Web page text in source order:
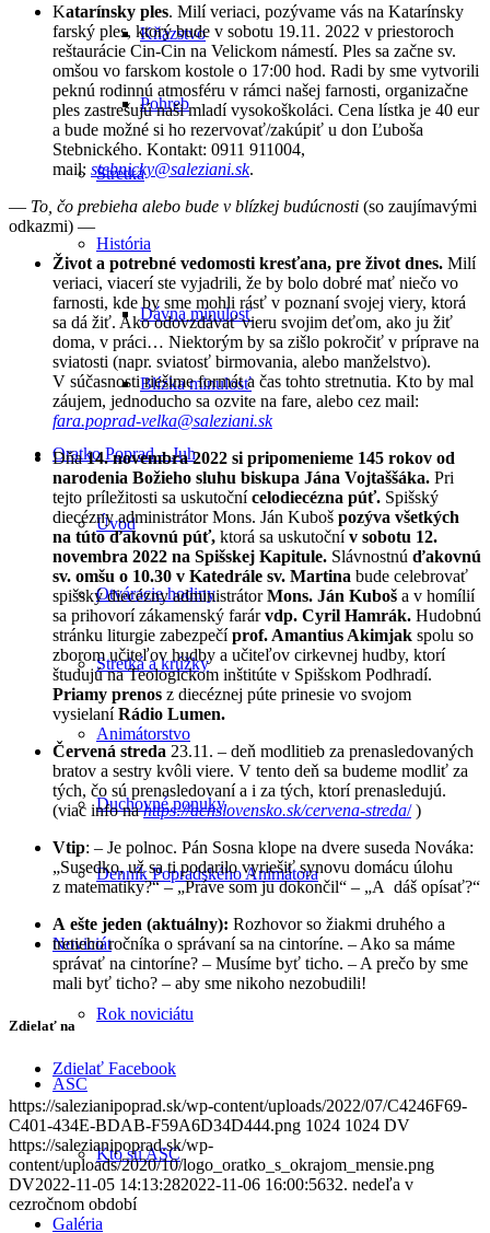
Kňazstvo
Pohreb
Stretká
História
Dávna minulosť
Blízka minulosť
Oratko Poprad – Juh
Úvod
Otváracie hodiny
Stretká a krúžky
Animátorstvo
Duchovné ponuky
Denník Popradského Animátora
Noviciát
Rok noviciátu
ASC
Kto sú ASC
Galéria
Katarínsky ples. Milí veriaci, pozývame vás na Katarínsky
farský ples, ktorý bude v sobotu 19.11. 2022 v priestoroch
reštaurácie Cin-Cin na Velickom námestí. Ples sa začne sv.
omšou vo farskom kostole o 17:00 hod. Radi by sme vytvorili
peknú rodinnú atmosféru v rámci našej farnosti, organizačne
ples zastrešujú naši mladí vysokoškoláci. Cena lístka je 40 eur
a bude možné si ho rezervovať/zakúpiť u don Ľuboša
Stebnického. Kontakt: 0911 911004,
mail: stebnicky@saleziani.sk.
— To, čo prebieha alebo bude v blízkej budúcnosti (so zaujímavými
odkazmi) —
Život a potrebné vedomosti kresťana, pre život dnes. Milí
veriaci, viacerí ste vyjadrili, že by bolo dobré mať niečo vo
farnosti, kde by sme mohli rásť v poznaní svojej viery, ktorá
sa dá žiť. Ako odovzdávať vieru svojim deťom, ako ju žiť
doma, v práci… Niektorým by sa zišlo pokročiť v príprave na
sviatosti (napr. sviatosť birmovania, alebo manželstvo).
V súčasnosti riešime formát a čas tohto stretnutia. Kto by mal
záujem, jednoducho sa ozvite na fare, alebo cez mail:
fara.poprad-velka@saleziani.sk
Dňa14. novembra 2022 si pripomenieme 145 rokov od
narodenia Božieho sluhu biskupa Jána Vojtaššáka. Pri
tejto príležitosti sa uskutočnícelodiecézna púť. Spišský
diecézny administrátor Mons. Ján Kuboš pozýva všetkých
na túto ďakovnú púť, ktorá sa uskutočnív sobotu 12.
novembra 2022 na Spišskej Kapitule. Slávnostnú ďakovnú
sv. omšu o 10.30 v Katedrále sv. Martina bude celebrovať
spišský diecézny administrátorMons. Ján Kuboš a v homílií
sa prihovorí zákamenský farárvdp. Cyril Hamrák. Hudobnú
stránku liturgie zabezpečíprof. Amantius Akimjak spolu so
zborom učiteľov hudby a učiteľov cirkevnej hudby, ktorí
študujú na Teologickom inštitúte v Spišskom Podhradí.
Priamy prenos z diecéznej púte prinesie vo svojom
vysielaníRádio Lumen.
Červená streda 23.11. – deň modlitieb za prenasledovaných
bratov a sestry kvôli viere. V tento deň sa budeme modliť za
tých, čo sú prenasledovaní a i za tých, ktorí prenasledujú.
(viac info nahttps://acnslovensko.sk/cervena-streda/)
Vtip: – Je polnoc. Pán Sosna klope na dvere suseda Nováka:
„Susedko, už sa ti podarilo vyriešiť synovu domácu úlohu
z matematiky?“ – „Práve som ju dokončil“ – „A dáš opísať?“
A ešte jeden (aktuálny): Rozhovor so žiakmi druhého a
tretieho ročníka o správaní sa na cintoríne. – Ako sa máme
správať na cintoríne? – Musíme byť ticho. – A prečo by sme
mali byť ticho? – aby sme nikoho nezobudili!
Zdielať na
Zdielať Facebook
https://salezianipoprad.sk/wp-content/uploads/2022/07/C4246F69-
C401-434E-BDAB-F59A6D34D444.png 1024 1024 DV
https://salezianipoprad.sk/wp-
content/uploads/2020/10/logo_oratko_s_okrajom_mensie.png
DV2022-11-05 14:13:282022-11-06 16:00:5632. nedeľa v
cezročnom období